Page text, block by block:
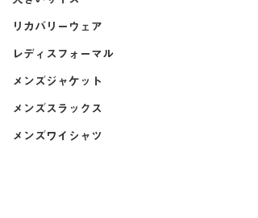
リカバリーウェア
レディスフォーマル
メンズジャケット
メンズスラックス
メンズワイシャツ